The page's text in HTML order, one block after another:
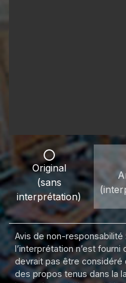
Original
(sans
interprétation)
Avis de non-responsabilité
l’interprétation n’est fourni
devrait pas être considéré
des propos tenus dans la